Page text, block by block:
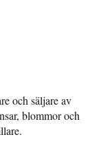
och säljare av
blommor och